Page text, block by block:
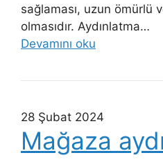
sağlaması, uzun ömürlü
olmasıdır. Aydınlatma…
Devamını oku
28 Şubat 2024
Mağaza